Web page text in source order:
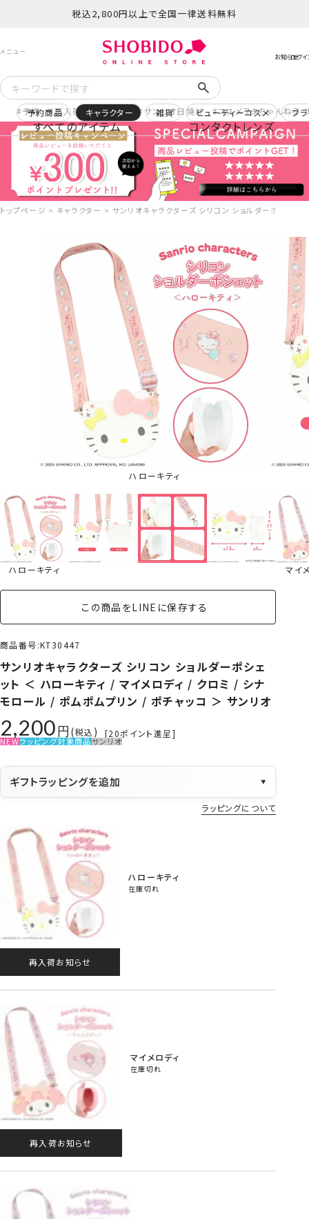
税込2,800円以上で全国一律送料無料
予約 再入荷 ヒロアカ サンリオ日焼け コスメヲタちゃんねる
すべてのアイテム コンタクトレンズ
予約商品 キャラクター 雑貨 ビューティーコスメ ブ
トップページ キャラクター サンリオキャラクターズ シリコン ショルダーポシェ
ハローキティ
ハローキティ マイ
この商品をLINEに保存する
商品番号 KT30447
サンリオキャラクターズ シリコン ショルダーポシェ
ット ＜ ハローキティ / マイメロディ / クロミ / シナ
モロール / ポムポムプリン / ポチャッコ ＞ サンリオ
2,200 税込 [20ポイント進呈]
NEWラッピング対象商品サンリオ
ギフトラッピングを追加 ▼
ラッピングについて
ハローキティ
在庫切れ
再入荷お知らせ
マイメロディ
在庫切れ
再入荷お知らせ